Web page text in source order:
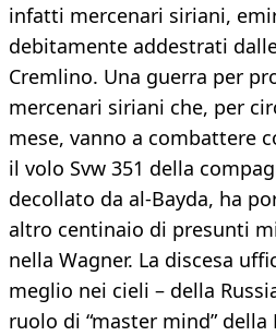
infatti mercenari siriani,
debitamente addestrati
Cremlino. Una guerra per
mercenari siriani che, per
mese, vanno a combattere
il volo Svw 351 della
decollato da al-Bayda, ha
altro centinaio di presunti
nella Wagner. La discesa
meglio nei cieli – della
ruolo di “master mind”